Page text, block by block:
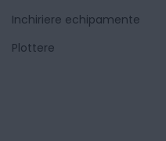
Inchiriere echipamente
Plottere